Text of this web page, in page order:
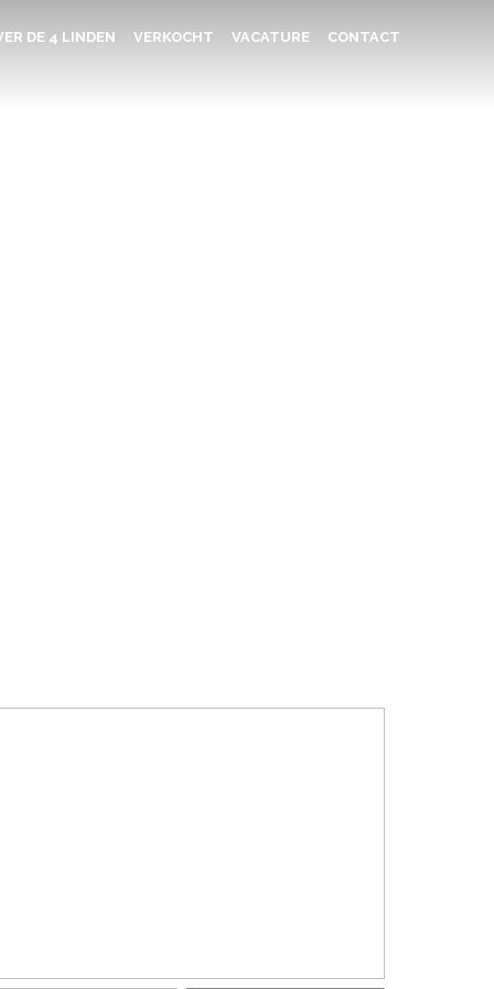
DE 4 LINDEN VERKOCHT VACATURE CONTACT